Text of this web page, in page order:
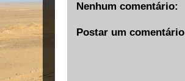
Nenhum comentário:
Postar um comentário